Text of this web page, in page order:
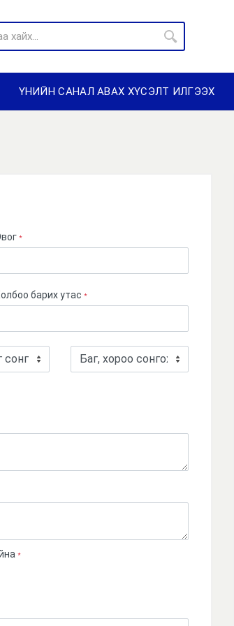
ҮНИЙН САНАЛ АВАХ ХҮСЭЛТ ИЛГЭЭХ
*
барих утас *
*